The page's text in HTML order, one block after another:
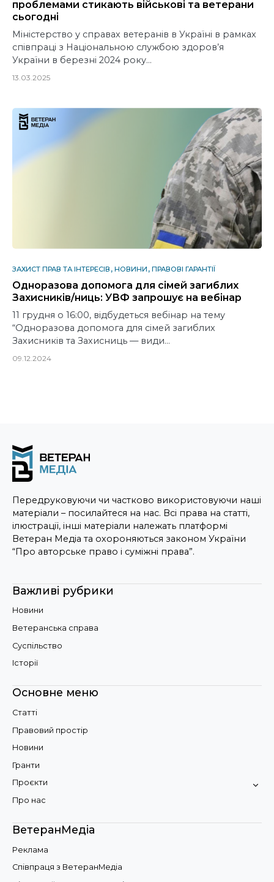
проблемами стикають військові та ветерани
сьогодні
Міністерство у справах ветеранів в Україні в рамках
співпраці з Національною службою здоров’я
України в березні 2024 року…
13.03.2025
ЗАХИСТ ПРАВ ТА ІНТЕРЕСІВ НОВИНИ ПРАВОВІ ГАРАНТІЇ
Одноразова допомога для сімей загиблих
Захисників/ниць: УВФ запрошує на вебінар
11 грудня о 16:00, відбудеться вебінар на тему
“Одноразова допомога для сімей загиблих
Захисників та Захисниць — види…
09.12.2024
Передруковуючи чи частково використовуючи наші
матеріали – посилайтеся на нас. Всі права на статті,
ілюстрації, інші матеріали належать платформі
Ветеран Медіа та охороняються законом України
“Про авторське право і суміжні права”.
Важливі рубрики
Новини
Ветеранська справа
Суспільство
Історії
Основне меню
Статті
Правовий простір
Новини
Гранти
Проєкти
Про нас
ВетеранМедіа
Реклама
Співпраця з ВетеранМедіа